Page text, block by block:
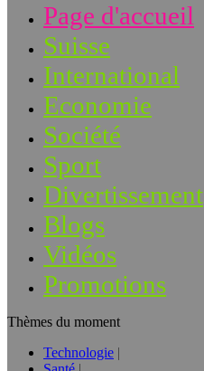
Page d'accueil
Suisse
International
Economie
Société
Sport
Divertissement
Blogs
Vidéos
Promotions
Thèmes du moment
Technologie